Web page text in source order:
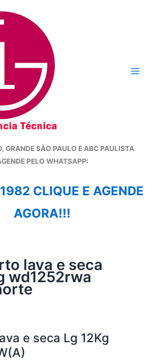
GRANDE SÃO PAULO E ABC PAULISTA
GENDE PELO WHATSAPP:
CLIQUE E AGENDE
AGORA!!!
lava e seca
wd1252rwa
e seca Lg 12Kg